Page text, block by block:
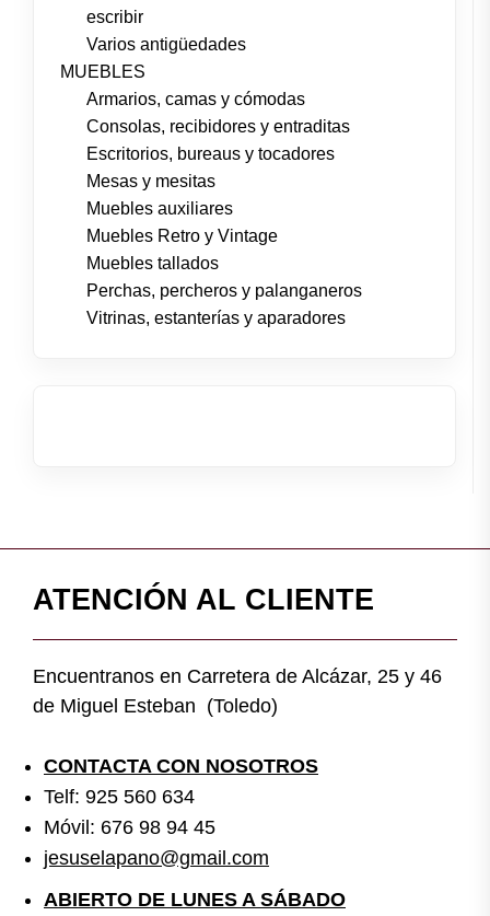
escribir
Varios antigüedades
MUEBLES
Armarios, camas y cómodas
Consolas, recibidores y entraditas
Escritorios, bureaus y tocadores
Mesas y mesitas
Muebles auxiliares
Muebles Retro y Vintage
Muebles tallados
Perchas, percheros y palanganeros
Vitrinas, estanterías y aparadores
ATENCIÓN AL CLIENTE
Encuentranos en Carretera de Alcázar, 25 y 46
de Miguel Esteban (Toledo)
CONTACTA CON NOSOTROS
Telf: 925 560 634
Móvil: 676 98 94 45
jesuselapano@gmail.com
ABIERTO DE LUNES A SÁBADO